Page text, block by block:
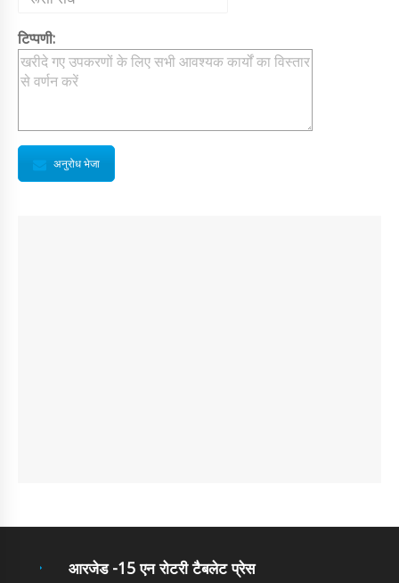
टिप्पणी:
अनुरोध भेजा
आरजेड -15 एन रोटरी टैबलेट प्रेस